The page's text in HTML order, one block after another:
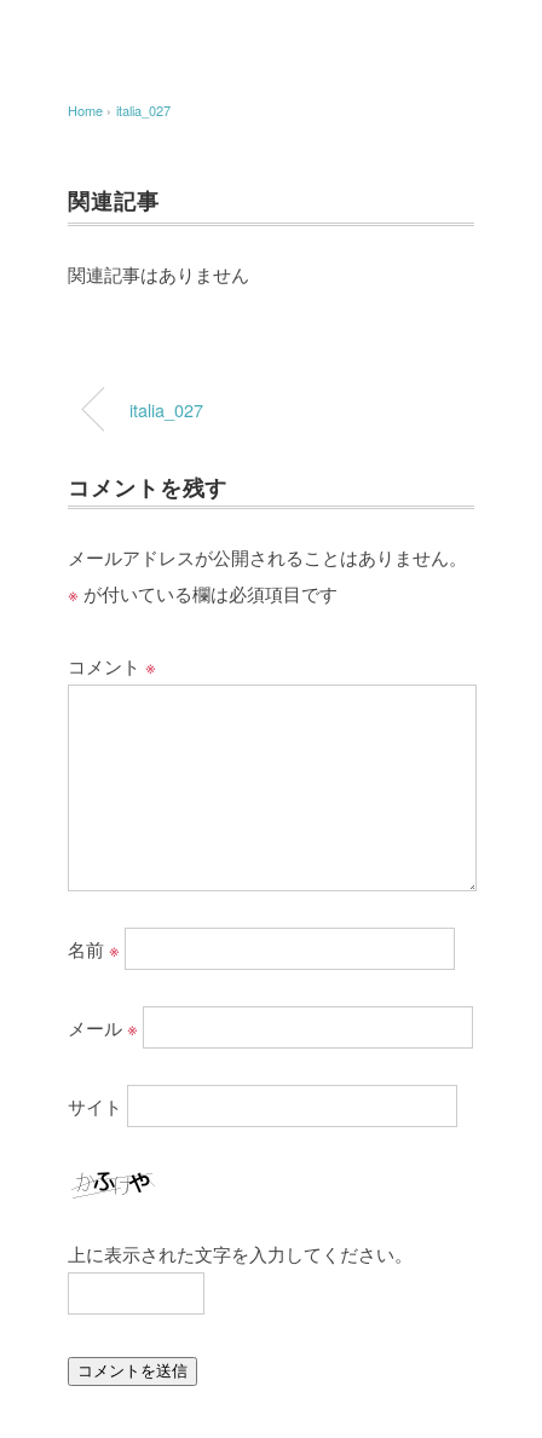
Home › italia_027
関連記事
関連記事はありません
italia_027
コメントを残す
メールアドレスが公開されることはありません。
※ が付いている欄は必須項目です
コメント ※
名前※
メール※
サイト
上に表示された文字を入力してください。